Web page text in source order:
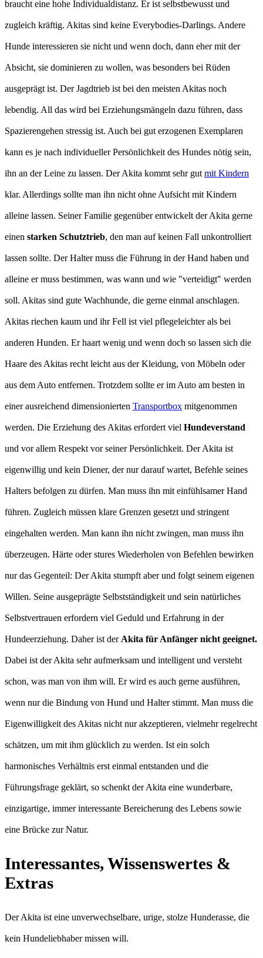
braucht eine hohe Individualdistanz. Er ist selbstbewusst und
zugleich kräftig. Akitas sind keine Everybodies-Darlings. Andere
Hunde interessieren sie nicht und wenn doch, dann eher mit der
Absicht, sie dominieren zu wollen, was besonders bei Rüden
ausgeprägt ist. Der Jagdtrieb ist bei den meisten Akitas noch
lebendig. All das wird bei Erziehungsmängeln dazu führen, dass
Spazierengehen stressig ist. Auch bei gut erzogenen Exemplaren
kann es je nach individueller Persönlichkeit des Hundes nötig sein,
ihn an der Leine zu lassen. Der Akita kommt sehr gut mit Kindern
klar. Allerdings sollte man ihn nicht ohne Aufsicht mit Kindern
alleine lassen. Seiner Familie gegenüber entwickelt der Akita gerne
einen starken Schutztrieb, den man auf keinen Fall unkontrolliert
lassen sollte. Der Halter muss die Führung in der Hand haben und
alleine er muss bestimmen, was wann und wie "verteidigt" werden
soll. Akitas sind gute Wachhunde, die gerne einmal anschlagen.
Akitas riechen kaum und ihr Fell ist viel pflegeleichter als bei
anderen Hunden. Er haart wenig und wenn doch so lassen sich die
Haare des Akitas recht leicht aus der Kleidung, von Möbeln oder
aus dem Auto entfernen. Trotzdem sollte er im Auto am besten in
einer ausreichend dimensionierten Transportbox mitgenommen
werden. Die Erziehung des Akitas erfordert viel Hundeverstand
und vor allem Respekt vor seiner Persönlichkeit. Der Akita ist
eigenwillig und kein Diener, der nur darauf wartet, Befehle seines
Halters befolgen zu dürfen. Man muss ihn mit einfühlsamer Hand
führen. Zugleich müssen klare Grenzen gesetzt und stringent
eingehalten werden. Man kann ihn nicht zwingen, man muss ihn
überzeugen. Härte oder stures Wiederholen von Befehlen bewirken
nur das Gegenteil: Der Akita stumpft aber und folgt seinem eigenen
Willen. Seine ausgeprägte Selbstständigkeit und sein natürliches
Selbstvertrauen erfordern viel Geduld und Erfahrung in der
Hundeerziehung. Daher ist der Akita für Anfänger nicht geeignet.
Dabei ist der Akita sehr aufmerksam und intelligent und versteht
schon, was man von ihm will. Er wird es auch gerne ausführen,
wenn nur die Bindung von Hund und Halter stimmt. Man muss die
Eigenwilligkeit des Akitas nicht nur akzeptieren, vielmehr regelrecht
schätzen, um mit ihm glücklich zu werden. Ist ein solch
harmonisches Verhältnis erst einmal entstanden und die
Führungsfrage geklärt, so schenkt der Akita eine wunderbare,
einzigartige, immer interessante Bereicherung des Lebens sowie
eine Brücke zur Natur.
Interessantes, Wissenswertes &
Extras
Der Akita ist eine unverwechselbare, urige, stolze Hunderasse, die
kein Hundeliebhaber missen will.